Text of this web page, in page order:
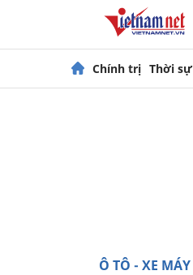
Chính trị Thời sự
Ô TÔ - XE MÁY